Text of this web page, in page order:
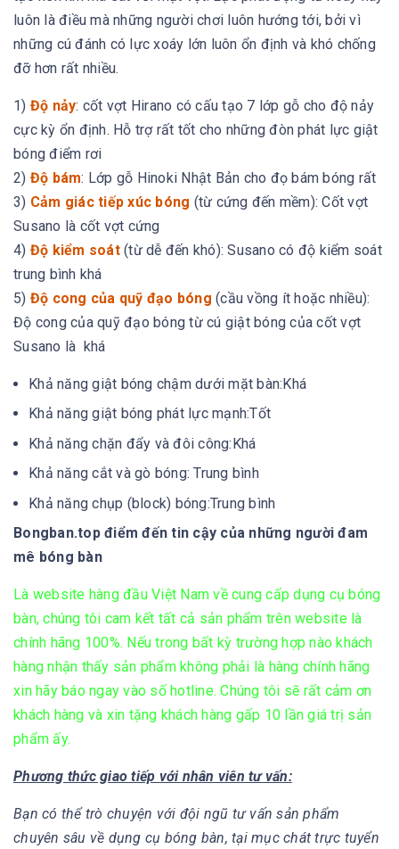
luôn là điều mà những người chơi luôn hướng tới, bởi vì
những cú đánh có lực xoáy lớn luôn ổn định và khó chống
đỡ hơn rất nhiều.
1) Độ nảy: cốt vợt Hirano có cấu tạo 7 lớp gỗ cho độ nảy
cực kỳ ổn định. Hỗ trợ rất tốt cho những đòn phát lực giật
bóng điểm rơi
2) Độ bám: Lớp gỗ Hinoki Nhật Bản cho đọ bám bóng rất
3) Cảm giác tiếp xúc bóng (từ cứng đến mềm): Cốt vợt
Susano là cốt vợt cứng
4) Độ kiểm soát(từ dễ đến khó): Susano có độ kiểm soát
trung bình khá
5) Độ cong của quỹ đạo bóng (cầu vồng ít hoặc nhiều):
Độ cong của quỹ đạo bóng từ cú giật bóng của cốt vợt
Susano là khá
Khả năng giật bóng chậm dưới mặt bàn:Khá
Khả năng giật bóng phát lực mạnh:Tốt
Khả năng chặn đẩy và đôi công:Khá
Khả năng cắt và gò bóng: Trung bình
Khả năng chụp (block) bóng:Trung bình
Bongban.top điểm đến tin cậy của những người đam
mê bóng bàn
Là website hàng đầu Việt Nam về cung cấp dụng cụ bóng
bàn, chúng tôi cam kết tất cả sản phẩm trên website là
chính hãng 100%. Nếu trong bất kỳ trường hợp nào khách
hàng nhận thấy sản phẩm không phải là hàng chính hãng
xin hãy báo ngay vào số hotline. Chúng tôi sẽ rất cảm ơn
khách hàng và xin tặng khách hàng gấp 10 lần giá trị sản
phẩm ấy.
Phương thức giao tiếp với nhân viên tư vấn:
Bạn có thể trò chuyện với đội ngũ tư vấn sản phẩm
chuyên sâu về dụng cụ bóng bàn, tại mục chát trực tuyển